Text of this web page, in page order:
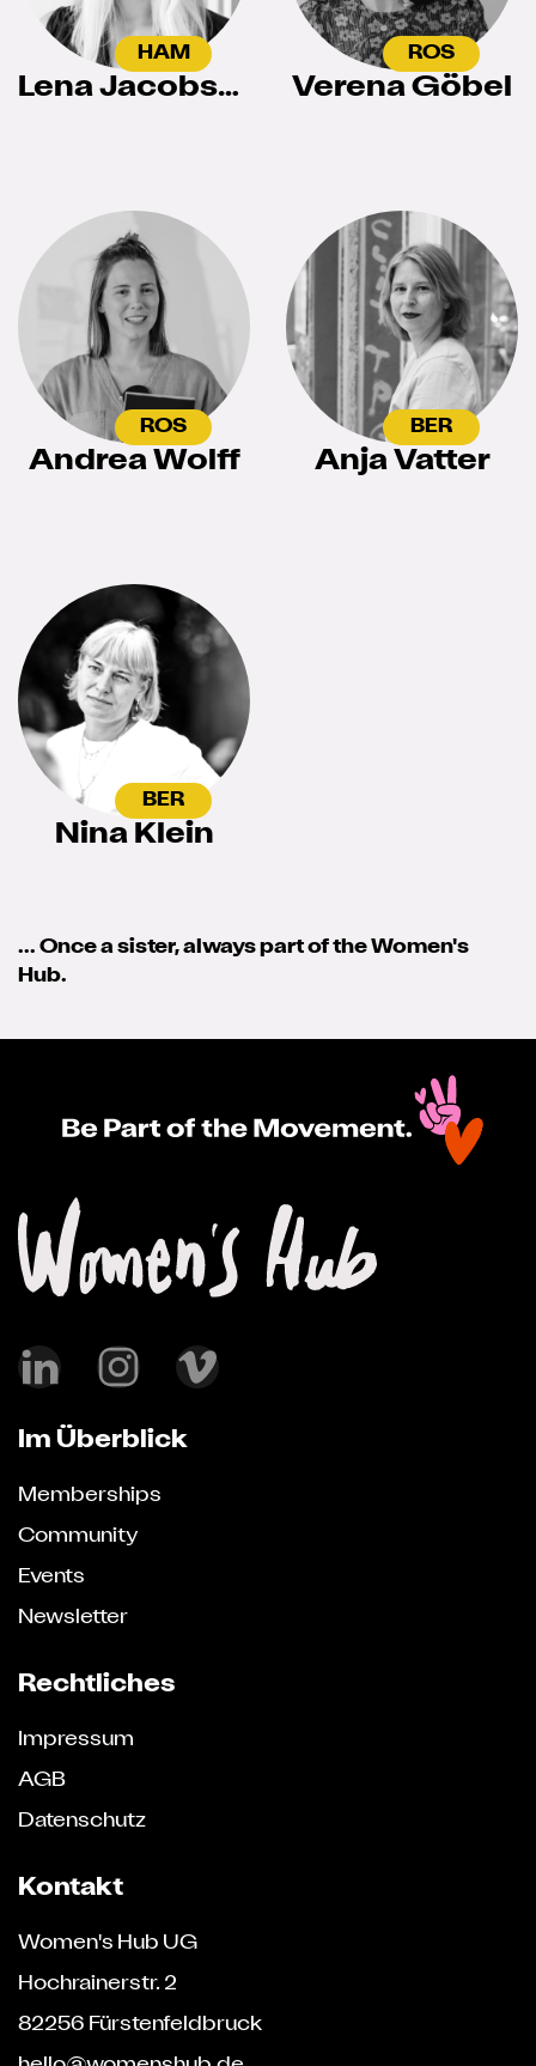
HAM
Lena Jacobsen
ROS
Verena Göbel
ROS
Andrea Wolff
BER
Anja Vatter
BER
Nina Klein
... Once a sister, always part of the Women's
Hub.
Im Überblick
Memberships
Community
Events
Newsletter
Rechtliches
Impressum
AGB
Datenschutz
Kontakt
Women's Hub UG
Hochrainerstr. 2
82256 Fürstenfeldbruck